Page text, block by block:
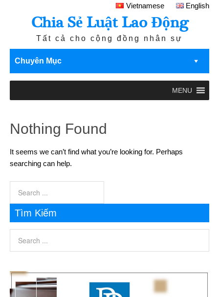
Vietnamese English
Chia Sẻ Luật Lao Động
Tất cả cho cộng đồng nhân sự
Chuyên Mục
MENU
Nothing Found
It seems we can’t find what you’re looking for. Perhaps
searching can help.
Tìm Kiếm